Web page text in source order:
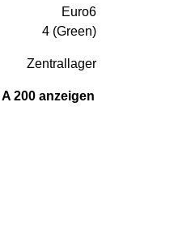
Euro6
4 (Green)
Zentrallager
200 anzeigen